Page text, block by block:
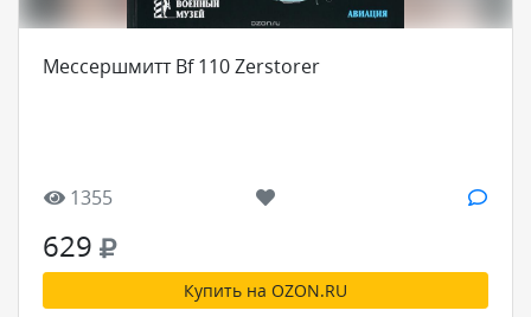
Мессершмитт Bf 110 Zerstorer
1355
629
Купить на OZON.RU